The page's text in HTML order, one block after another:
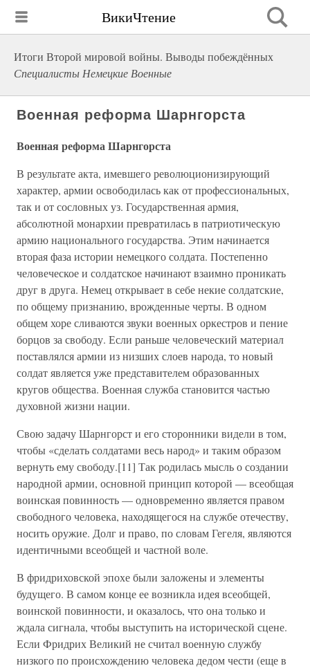
ВикиЧтение
Итоги Второй мировой войны. Выводы побеждённых
Специалисты Немецкие Военные
Военная реформа Шарнгорста
Военная реформа Шарнгорста
В результате акта, имевшего революционизирующий
характер, армии освободилась как от профессиональных,
так и от сословных уз. Государственная армия,
абсолютной монархии превратилась в патриотическую
армию национального государства. Этим начинается
вторая фаза истории немецкого солдата. Постепенно
человеческое и солдатское начинают взаимно проникать
друг в друга. Немец открывает в себе некие солдатские,
по общему признанию, врожденные черты. В одном
общем хоре сливаются звуки военных оркестров и пение
борцов за свободу. Если раньше человеческий материал
поставлялся армии из низших слоев народа, то новый
солдат является уже представителем образованных
кругов общества. Военная служба становится частью
духовной жизни нации.
Свою задачу Шарнгорст и его сторонники видели в том,
чтобы «сделать солдатами весь народ» и таким образом
вернуть ему свободу.[11] Так родилась мысль о создании
народной армии, основной принцип которой — всеобщая
воинская повинность — одновременно является правом
свободного человека, находящегося на службе отечеству,
носить оружие. Долг и право, по словам Гегеля, являются
идентичными всеобщей и частной воле.
В фридриховской эпохе были заложены и элементы
будущего. В самом конце ее возникла идея всеобщей,
воинской повинности, и оказалось, что она только и
ждала сигнала, чтобы выступить на исторической сцене.
Если Фридрих Великий не считал военную службу
низкого по происхождению человека дедом чести (еще в